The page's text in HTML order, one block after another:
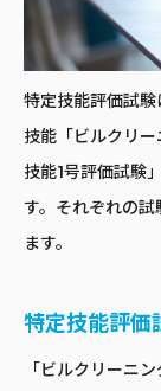
特定技能評価試
技能「ビルクリ
技能1号評価試験
す。それぞれの
ます。
特定技能評価
「ビルクリーニ